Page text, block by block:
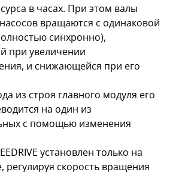
в часах. При этом валы
вращаются с одинаковой
синхронно),
при увеличении
и снижающейся при его
из строя главного модуля его
на один из
с помощью изменения
установлен только на
регулируя скорость вращения